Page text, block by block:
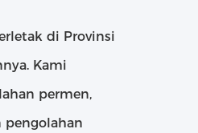
di Provinsi
Kami
permen,
pengolahan